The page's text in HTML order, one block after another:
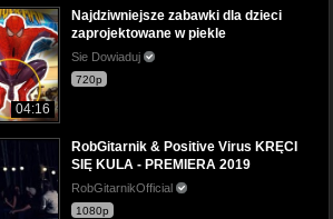
04:16
Najdziwniejsze zabawki dla dzieci
zaprojektowane w piekle
Sie Dowiaduj
720p
RobGitarnik & Positive Virus KRĘCI
SIĘ KULA - PREMIERA 2019
RobGitarnikOfficial
1080p